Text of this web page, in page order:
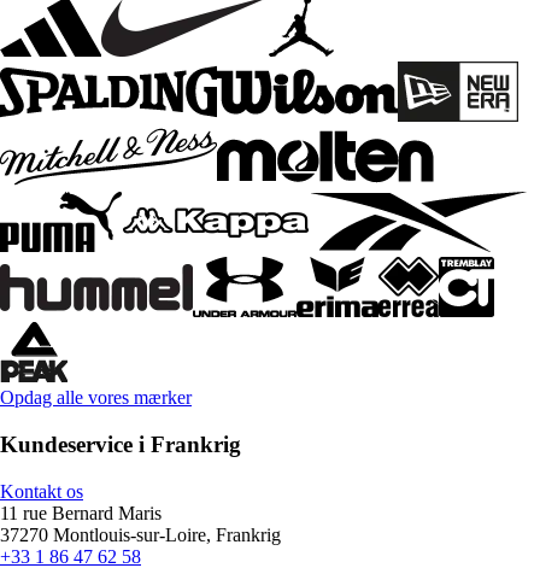
Opdag alle vores mærker
Kundeservice i Frankrig
Kontakt os
11 rue Bernard Maris
37270 Montlouis-sur-Loire, Frankrig
+33 1 86 47 62 58